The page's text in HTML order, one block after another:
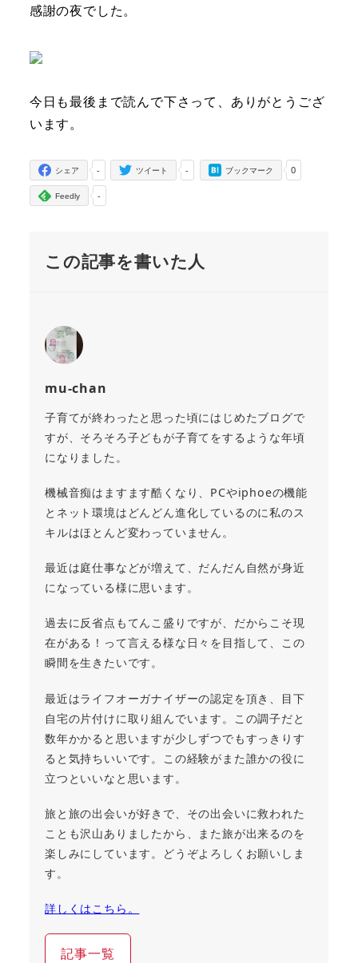
感謝の夜でした。
今日も最後まで読んで下さって、ありがとうござ
います。
-
シェア -
ツイート 0
ブックマーク
-
Feedly
この記事を書いた人
mu-chan
子育てが終わったと思った頃にはじめたブログで
すが、そろそろ子どもが子育てをするような年頃
になりました。
機械音痴はますます酷くなり、PCやiphoeの機能
とネット環境はどんどん進化しているのに私のス
キルはほとんど変わっていません。
最近は庭仕事などが増えて、だんだん自然が身近
になっている様に思います。
過去に反省点もてんこ盛りですが、だからこそ現
在がある！って言える様な日々を目指して、この
瞬間を生きたいです。
最近はライフオーガナイザーの認定を頂き、目下
自宅の片付けに取り組んでいます。この調子だと
数年かかると思いますが少しずつでもすっきりす
ると気持ちいいです。この経験がまた誰かの役に
立つといいなと思います。
旅と旅の出会いが好きで、その出会いに救われた
ことも沢山ありましたから、また旅が出来るのを
楽しみにしています。どうぞよろしくお願いしま
す。
詳しくはこちら。
記事一覧